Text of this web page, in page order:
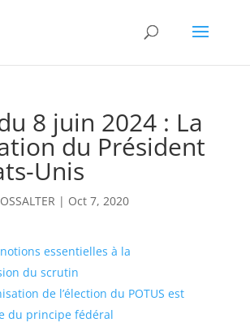
8 juin 2024 : La
du Président
Unis
| Oct 7, 2020
essentielles à la
du scrutin
de l’élection du POTUS est
du principe fédéral